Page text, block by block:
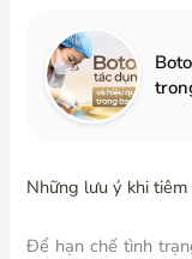
Những lưu ý khi
Để hạn chế tình